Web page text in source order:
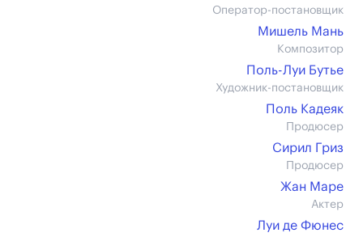
Оператор-постановщик
Мишель Мань
Композитор
Поль-Луи Бутье
Художник-постановщик
Поль Кадеяк
Продюсер
Сирил Гриз
Продюсер
Жан Маре
Актер
Луи де Фюнес